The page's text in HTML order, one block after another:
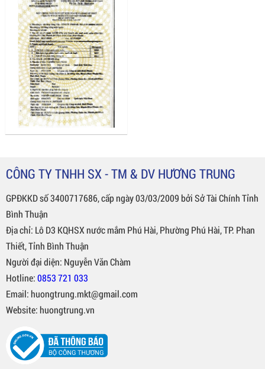
CÔNG TY TNHH SX - TM & DV HƯƠNG TRUNG
GPĐKKD số 3400717686, cấp ngày 03/03/2009 bởi Sở Tài Chính Tỉnh
Bình Thuận
Địa chỉ: Lô D3 KQHSX nước mắm Phú Hài, Phường Phú Hài, TP. Phan
Thiết, Tỉnh Bình Thuận
Người đại diện: Nguyễn Văn Chàm
Hotline:0853 721 033
Email: huongtrung.mkt@gmail.com
Website: huongtrung.vn